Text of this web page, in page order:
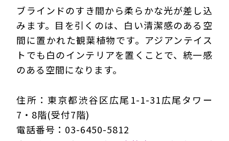
ブラインドのすき間から柔らかな光が差し込
みます。目を引くのは、白い清潔感のある空
間に置かれた観葉植物です。アジアンテイス
トでも白のインテリアを置くことで、統一感
のある空間になります。
住所：東京都渋谷区広尾1-1-31広尾タワー
7・8階(受付7階)
電話番号：03-6450-5812